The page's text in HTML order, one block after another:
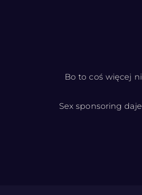
Bo to coś więcej
Sex sponsoring